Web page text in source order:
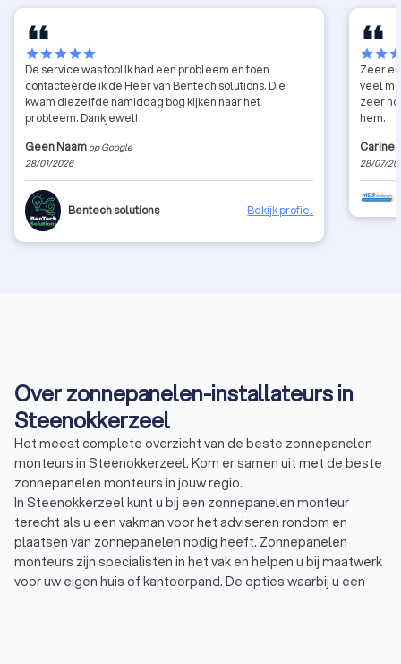
starstarstarstarstar
De service was top! Ik had een probleem en toen
contacteerde ik de Heer van Bentech solutions. Die
kwam diezelfde namiddag bog kijken naar het
probleem. Dankjewel!
Geen Naam op Google
28/01/2026
Bentech solutions Bekijk profiel
starstar
Zeer
veel
zeer
hem.
Carine
28/07/
Over zonnepanelen-installateurs in
Steenokkerzeel
Het meest complete overzicht van de beste zonnepanelen
monteurs in Steenokkerzeel. Kom er samen uit met de beste
zonnepanelen monteurs in jouw regio.
In Steenokkerzeel kunt u bij een zonnepanelen monteur
terecht als u een vakman voor het adviseren rondom en
plaatsen van zonnepanelen nodig heeft. Zonnepanelen
monteurs zijn specialisten in het vak en helpen u bij maatwerk
voor uw eigen huis of kantoorpand. De opties waarbij u een